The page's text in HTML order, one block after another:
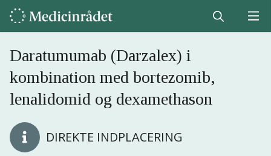
Daratumumab (Darzalex) i
kombination med bortezomib,
lenalidomid og dexamethason
DIREKTE INDPLACERING